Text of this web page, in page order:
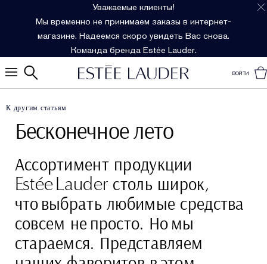
Уважаемые клиенты!
Мы временно не принимаем заказы в интернет-
магазине. Надеемся скоро увидеть Вас снова.
Команда бренда Estée Lauder.
ВОЙТИ
К другим статьям
Бесконечное лето
Ассортимент продукции
Estée Lauder столь широк,
что выбрать любимые средства
совсем не просто. Но мы
стараемся. Представляем